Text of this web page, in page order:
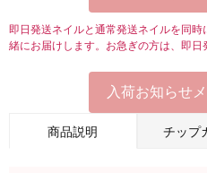
即日発送ネイルと通常発送ネイルを同
緒にお届けします。お急ぎの方は、即日
入荷お知らせ
商品説明 チップ